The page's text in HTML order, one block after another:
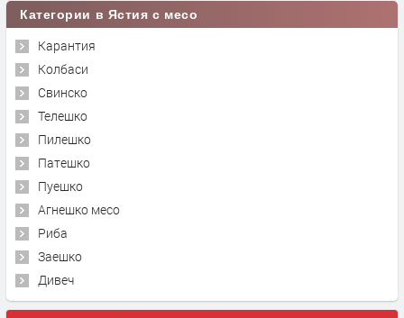
Категории в Ястия с месо
Карантия
Колбаси
Свинско
Телешко
Пилешко
Патешко
Пуешко
Агнешко месо
Риба
Заешко
Дивеч